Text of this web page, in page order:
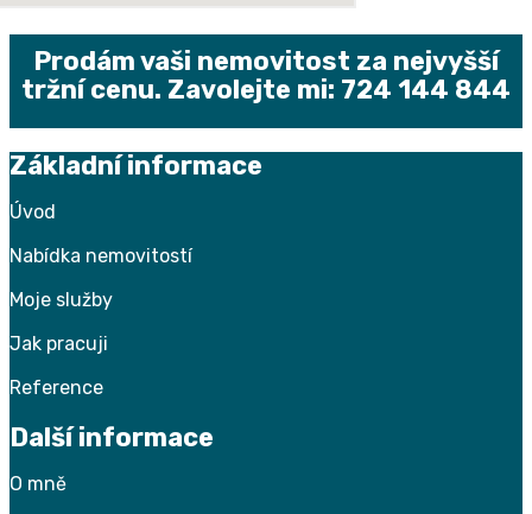
Prodám vaši nemovitost za nejvyšší
tržní cenu. Zavolejte mi: 724 144 844
Základní informace
Úvod
Nabídka nemovitostí
Moje služby
Jak pracuji
Reference
Další informace
O mně